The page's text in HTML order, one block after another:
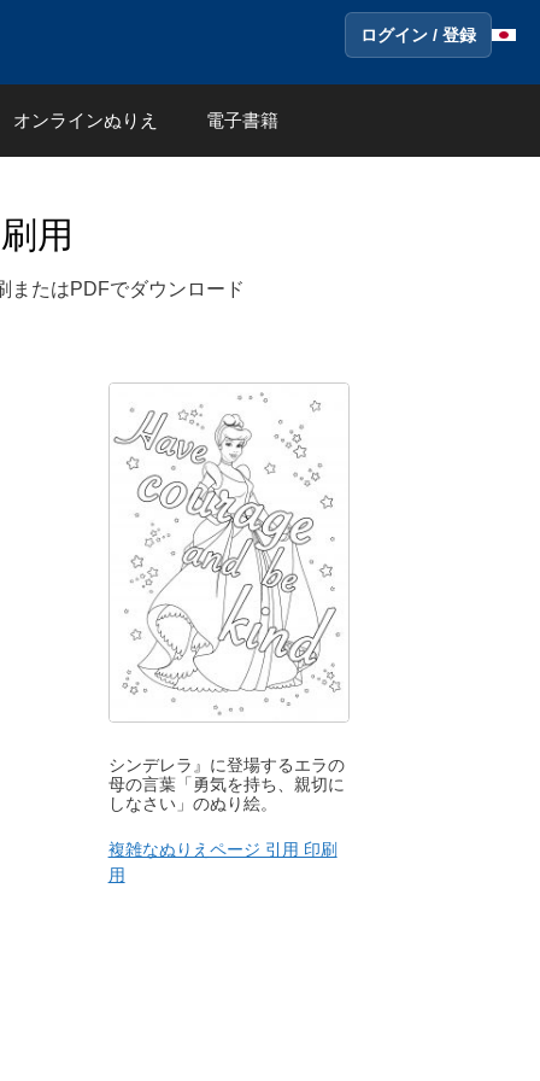
ログイン / 登録
オンラインぬりえ 電子書籍
用
またはPDFでダウンロード
シンデレラ』に登場するエラの
母の言葉「勇気を持ち、親切に
しなさい」のぬり絵。
複雑なぬりえページ 引用 印刷
用